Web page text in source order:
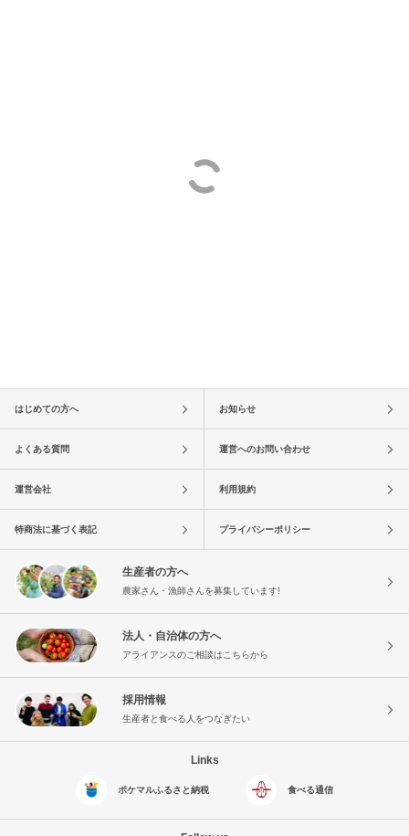
はじめての方へ お知らせ
よくある質問 運営へのお問い合わせ
運営会社 利用規約
特商法に基づく表記 プライバシーポリシー
生産者の方へ
農家さん・漁師さんを募集しています!
法人・自治体の方へ
アライアンスのご相談はこちらから
採用情報
生産者と食べる人をつなぎたい
Links
ポケマルふるさと納税 食べる通信